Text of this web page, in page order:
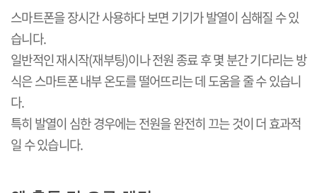
스마트폰을 장시간 사용하다 보면 기기가 발열이 심해질 수 있
습니다.
일반적인 재시작(재부팅)이나 전원 종료 후 몇 분간 기다리는 방
식은 스마트폰 내부 온도를 떨어뜨리는 데 도움을 줄 수 있습니
다.
특히 발열이 심한 경우에는 전원을 완전히 끄는 것이 더 효과적
일 수 있습니다.